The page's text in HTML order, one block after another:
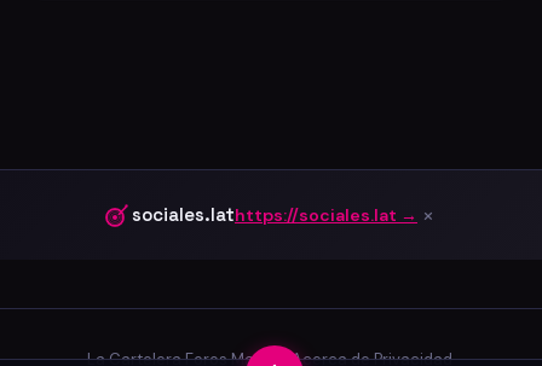
sociales.lathttps://sociales.lat → ×
La Cartelera·Foros·Marcas Acerca de·Privacidad·